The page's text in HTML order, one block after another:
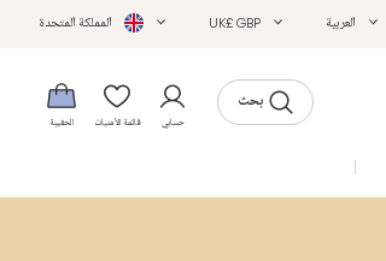
العربية UK£ GBP المملكة المتحدة
بحث
حسابي قائمة الأمنيات الحقيبة